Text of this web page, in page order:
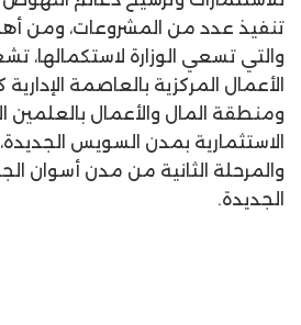
تنفيذ عدد من المشروعات، ومن أهم
والتي تسعي الوزارة لاستكمالها،
الأعمال المركزية بالعاصمة
ومنطقة المال والأعمال بالعلمين
الاستثمارية بمدن السويس
والمرحلة الثانية من مدن أسوان
الجديدة.